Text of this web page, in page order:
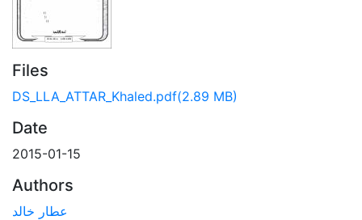
Files
DS_LLA_ATTAR_Khaled.pdf(2.89 MB)
Date
2015-01-15
Authors
عطار خالد